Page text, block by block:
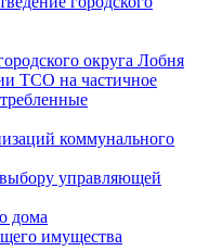
округа Лобня
ТСО на частичное
коммунального
управляющей
дома
имущества